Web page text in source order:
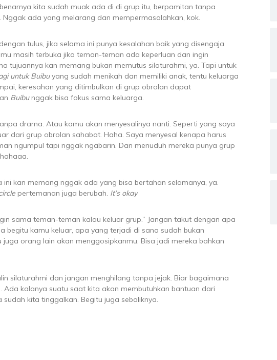
kita sudah muak ada di di grup itu, berpamitan tanpa
Nggak ada yang melarang dan mempermasalahkan, kok.
tulus, jika selama ini punya kesalahan baik yang disengaja
masih terbuka jika teman-teman ada keperluan dan ingin
tujuannya kan memang bukan memutus silaturahmi, ya. Tapi untuk
untuk Buibuyang sudah menikah dan memiliki anak, tentu keluarga
keresahan yang ditimbulkan di grup obrolan dapat
Buibunggak bisa fokus sama keluarga.
drama. Atau kamu akan menyesalinya nanti. Seperti yang saya
dari grup obrolan sahabat. Haha. Saya menyesal kenapa harus
ngumpul tapi nggak ngabarin. Dan menuduh mereka punya grup
ini kan memang nggak ada yang bisa bertahan selamanya, ya.
pertemanan juga berubah. It’s okay
sama teman-teman kalau keluar grup.” Jangan takut dengan apa
begitu kamu keluar, apa yang terjadi di sana sudah bukan
juga orang lain akan menggosipkanmu. Bisa jadi mereka bahkan
silaturahmi dan jangan menghilang tanpa jejak. Biar bagaimana
Ada kalanya suatu saat kita akan membutuhkan bantuan dari
kita tinggalkan. Begitu juga sebaliknya.